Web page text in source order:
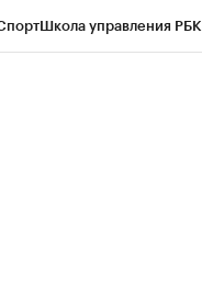
Школа управления РБК